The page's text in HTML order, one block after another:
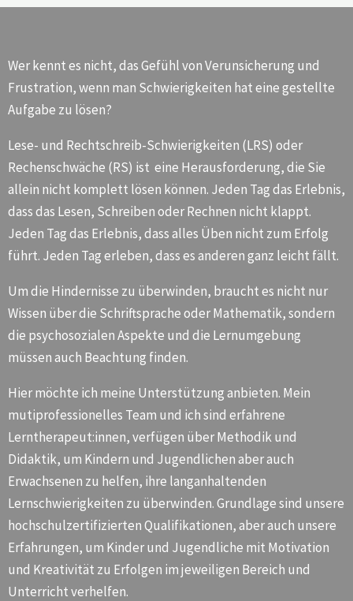
Wer kennt es nicht, das Gefühl von Verunsicherung und
Frustration, wenn man Schwierigkeiten hat eine gestellte
Aufgabe zu lösen?
Lese- und Rechtschreib-Schwierigkeiten (LRS) oder
Rechenschwäche (RS) ist eine Herausforderung, die Sie
allein nicht komplett lösen können. Jeden Tag das Erlebnis,
dass das Lesen, Schreiben oder Rechnen nicht klappt.
Jeden Tag das Erlebnis, dass alles Üben nicht zum Erfolg
führt. Jeden Tag erleben, dass es anderen ganz leicht fällt.
Um die Hindernisse zu überwinden, braucht es nicht nur
Wissen über die Schriftsprache oder Mathematik, sondern
die psychosozialen Aspekte und die Lernumgebung
müssen auch Beachtung finden.
Hier möchte ich meine Unterstützung anbieten. Mein
mutiprofessionelles Team und ich sind erfahrene
Lerntherapeut:innen, verfügen über Methodik und
Didaktik, um Kindern und Jugendlichen aber auch
Erwachsenen zu helfen, ihre langanhaltenden
Lernschwierigkeiten zu überwinden. Grundlage sind unsere
hochschulzertifizierten Qualifikationen, aber auch unsere
Erfahrungen, um Kinder und Jugendliche mit Motivation
und Kreativität zu Erfolgen im jeweiligen Bereich und
Unterricht verhelfen.